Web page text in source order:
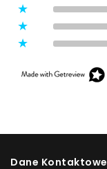
Dane Kontaktowe